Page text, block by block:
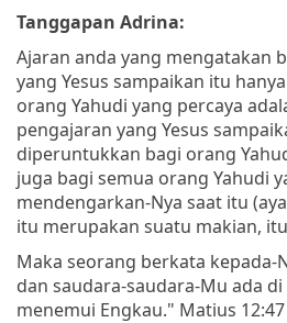
Tanggapan Adrina:
Ajaran anda yang mengatakan
yang Yesus sampaikan itu
orang Yahudi yang percaya
pengajaran yang Yesus
diperuntukkan bagi orang
juga bagi semua orang Yahudi
mendengarkan-Nya saat itu
itu merupakan suatu makian,
Maka seorang berkata kepada-
dan saudara-saudara-Mu ada
menemui Engkau." Matius 12:47